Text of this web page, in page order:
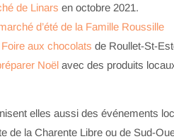
de Linars en octobre 2021.
d’été de la Famille Roussille
Foire aux chocolats de Roullet-St-
Noël avec des produits
elles aussi des événements
de la Charente Libre ou de Sud-